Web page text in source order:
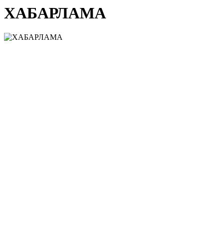
ХАБАРЛАМА